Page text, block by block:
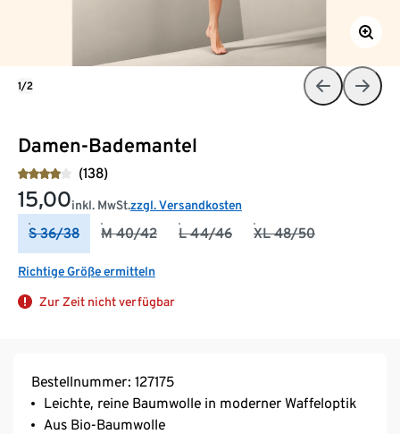
Damen-Bademantel
(138)
15,00inkl. MwSt.zzgl. Versandkosten
S 36/38 M 40/42 L 44/46 XL 48/50
Richtige Größe ermitteln
Zur Zeit nicht verfügbar
1/2
Bestellnummer: 127175
Leichte, reine Baumwolle in moderner Waffeloptik
Aus Bio-Baumwolle